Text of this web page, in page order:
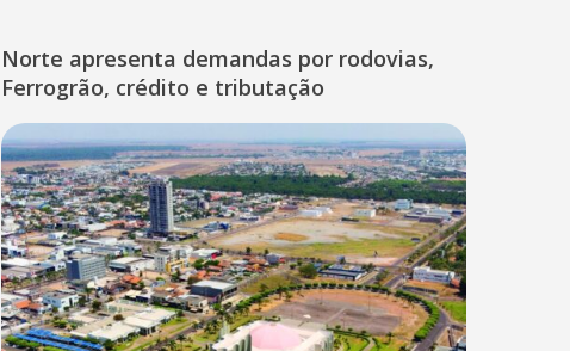
Norte apresenta demandas por rodovias,
Ferrogrão, crédito e tributação